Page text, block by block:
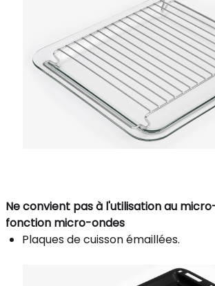
Ne convient pas à l'utilisation au
fonction micro-ondes
Plaques de cuisson émaillées.